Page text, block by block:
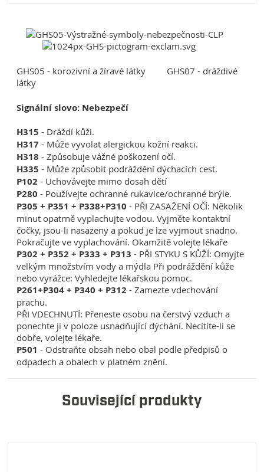
GHS05 - korozivní a žíravé látky GHS07 - dráždivé
látky
Signální slovo: Nebezpečí
H315 - Dráždí kůži.
H317 - Může vyvolat alergickou kožní reakci.
H318 - Způsobuje vážné poškození očí.
H335 - Může způsobit podráždění dýchacích cest.
P102 - Uchovávejte mimo dosah dětí
P280 - Používejte ochranné rukavice/ochranné brýle.
P305 + P351 + P338+P310 - PŘI ZASAŽENÍ OČÍ: Několik
minut opatrně vyplachujte vodou. Vyjměte kontaktní
čočky, jsou-li nasazeny a pokud je lze vyjmout snadno.
Pokračujte ve vyplachování. Okamžitě volejte lékaře
P302 + P352 + P333 + P313 - PŘI STYKU S KŮŽÍ: Omyjte
velkým množstvím vody a mýdla Při podráždění kůže
nebo vyrážce: Vyhledejte lékařskou pomoc.
P261+P304 + P340 + P312 - Zamezte vdechování
prachu.
PŘI VDECHNUTÍ: Přeneste osobu na čerstvý vzduch a
ponechte ji v poloze usnadňující dýchání. Necítíte-li se
dobře, volejte lékaře.
P501 - Odstraňte obsah nebo obal podle předpisů o
odpadech a obalech v platném znění.
Související produkty